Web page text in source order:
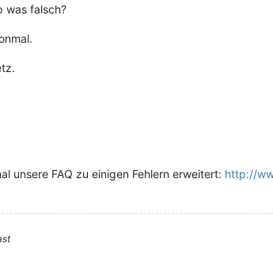
was falsch?
unsere FAQ zu einigen Fehlern erweitert: http://